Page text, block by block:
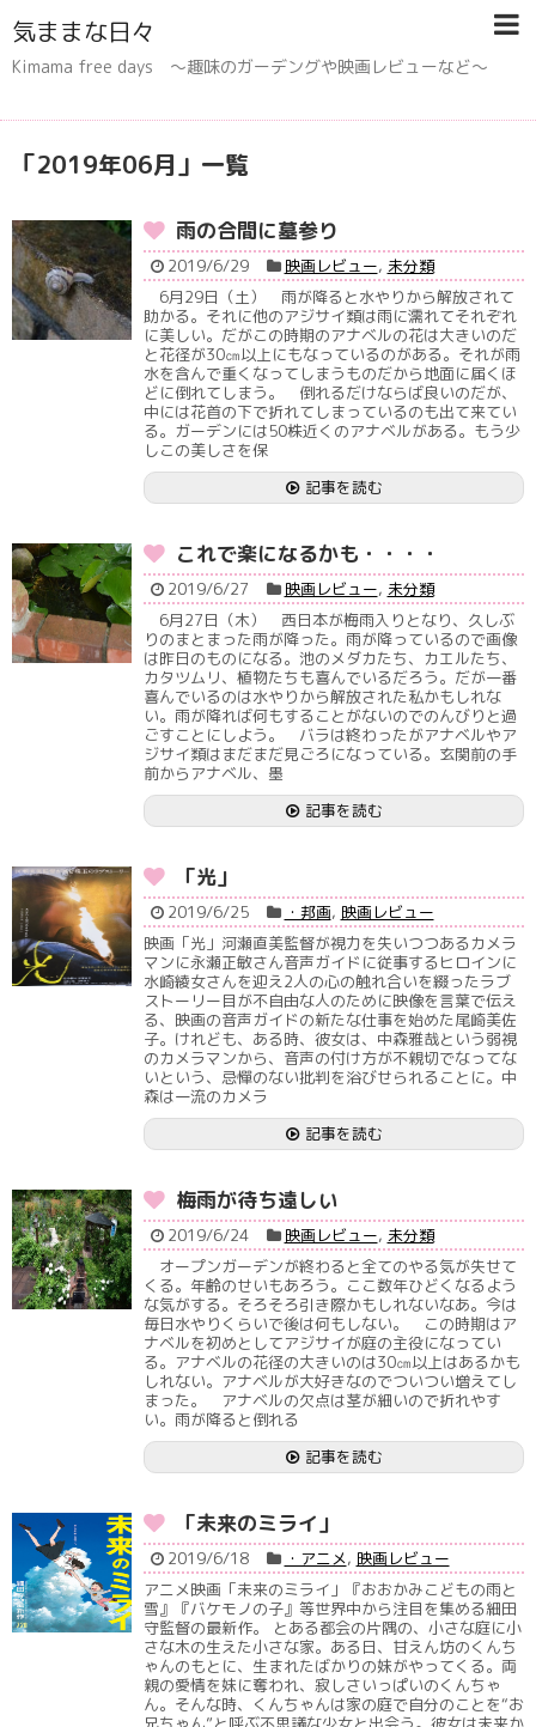
気ままな日々
Kimama free days 〜趣味のガーデングや映画レビューなど〜
「2019年06月 」 一覧
雨の合間に墓参り
2019/6/29 映画レビュー, 未分類
6月29日（土） 雨が降ると水やりから解放されて
助かる。それに他のアジサイ類は雨に濡れてそれぞれ
に美しい。だがこの時期のアナベルの花は大きいのだ
と花径が30㎝以上にもなっているのがある。それが雨
水を含んで重くなってしまうものだから地面に届くほ
どに倒れてしまう。 倒れるだけならば良いのだが、
中には花首の下で折れてしまっているのも出て来てい
る。ガーデンには50株近くのアナベルがある。もう少
しこの美しさを保
記事を読む
これで楽になるかも・・・・
2019/6/27 映画レビュー, 未分類
6月27日（木） 西日本が梅雨入りとなり、久しぶ
りのまとまった雨が降った。雨が降っているので画像
は昨日のものになる。池のメダカたち、カエルたち、
カタツムリ、植物たちも喜んでいるだろう。だが一番
喜んでいるのは水やりから解放された私かもしれな
い。雨が降れば何もすることがないのでのんびりと過
ごすことにしよう。 バラは終わったがアナベルやア
ジサイ類はまだまだ見ごろになっている。玄関前の手
前からアナベル、墨
記事を読む
「光」
2019/6/25 ・邦画, 映画レビュー
映画「光」河瀬直美監督が視力を失いつつあるカメラ
マンに永瀬正敏さん音声ガイドに従事するヒロインに
水崎綾女さんを迎え2人の心の触れ合いを綴ったラブ
ストーリー目が不自由な人のために映像を言葉で伝え
る、映画の音声ガイドの新たな仕事を始めた尾崎美佐
子。けれども、ある時、彼女は、中森雅哉という弱視
のカメラマンから、音声の付け方が不親切でなってな
いという、忌憚のない批判を浴びせられることに。中
森は一流のカメラ
記事を読む
梅雨が待ち遠しい
2019/6/24 映画レビュー, 未分類
オープンガーデンが終わると全てのやる気が失せて
くる。年齢のせいもあろう。ここ数年ひどくなるよう
な気がする。そろそろ引き際かもしれないなあ。今は
毎日水やりくらいで後は何もしない。 この時期はア
ナベルを初めとしてアジサイが庭の主役になってい
る。アナベルの花径の大きいのは30㎝以上はあるかも
しれない。アナベルが大好きなのでついつい増えてし
まった。 アナベルの欠点は茎が細いので折れやす
い。雨が降ると倒れる
記事を読む
「未来のミライ」
2019/6/18 ・アニメ, 映画レビュー
アニメ映画「未来のミライ」『おおかみこどもの雨と
雪』『バケモノの子』等世界中から注目を集める細田
守監督の最新作。 とある都会の片隅の、小さな庭に小
さな木の生えた小さな家。ある日、甘えん坊のくんち
ゃんのもとに、生まれたばかりの妹がやってくる。両
親の愛情を妹に奪われ、寂しさいっぱいのくんちゃ
ん。そんな時、くんちゃんは家の庭で自分のことを“お